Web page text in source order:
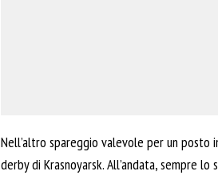
Nell’altro spareggio valevole per un posto
derby di Krasnoyarsk. All’andata, sempre